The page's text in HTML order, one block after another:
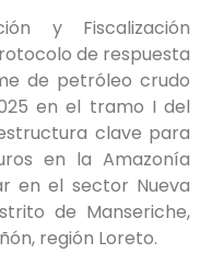
y Fiscalización
de respuesta
de petróleo crudo
en el tramo I del
clave para
en la Amazonía
en el sector Nueva
de Manseriche,
región Loreto.